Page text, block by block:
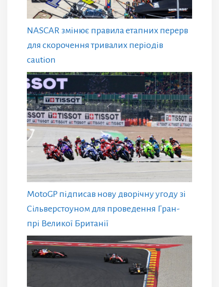
NASCAR змінює правила етапних перерв
для скорочення тривалих періодів
caution
MotoGP підписав нову дворічну угоду зі
Сільверстоуном для проведення Гран-
прі Великої Британії